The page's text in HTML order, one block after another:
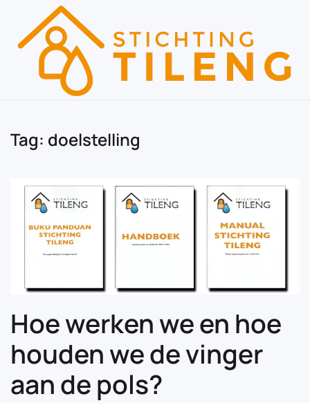
Skip to main content
Tag: doelstelling
Hoe werken we en hoe
houden we de vinger
aan de pols?